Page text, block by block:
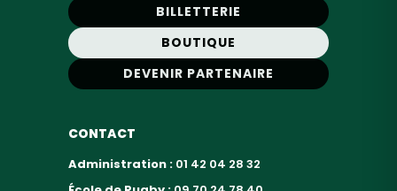
BILLETTERIE
BOUTIQUE
DEVENIR PARTENAIRE
CONTACT
Administration : 01 42 04 28 32